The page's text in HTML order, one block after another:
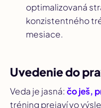
optimalizovaná
konzistentného
mesiace.
Uvedenie do
Veda je jasná: čo ješ,
tréning prejaví vo